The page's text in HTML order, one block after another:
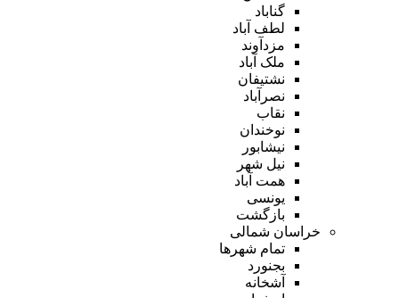
گناباد
لطف آباد
مزدآوند
ملک آباد
نشتیفان
نصرآباد
نقاب
نوخندان
نیشابور
نیل شهر
همت آباد
یونسی
بازگشت
خراسان شمالی
تمام شهر‌ها
بجنورد
آشخانه